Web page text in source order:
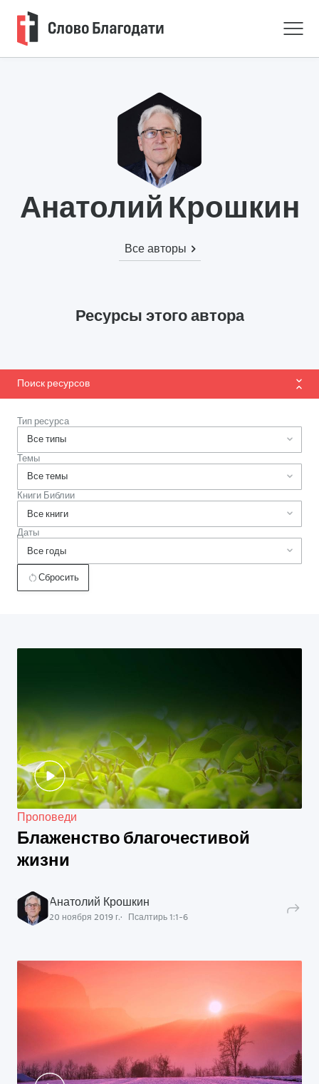
Анатолий Крошкин
Все авторы
Ресурсы этого автора
Поиск ресурсов
Тип ресурса
Темы
Книги Библии
Даты
Сбросить
Проповеди
Блаженство благочестивой
жизни
Анатолий Крошкин
20 ноября 2019 г. Псалтирь 1:1-6